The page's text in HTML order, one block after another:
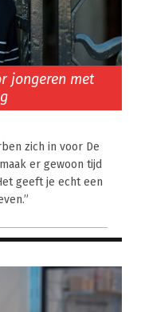
jongeren met
zich in voor De
er gewoon tijd
geeft je echt een